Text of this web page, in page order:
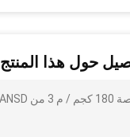
حول هذا المنتج